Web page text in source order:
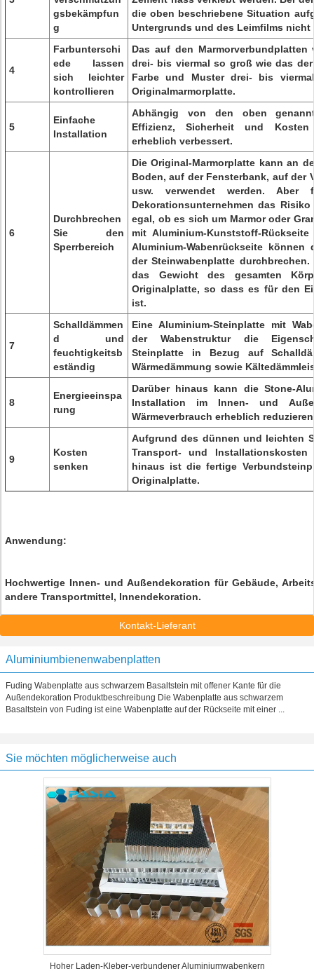
gsbekämpfun
g
die oben beschriebene Situation
Untergrunds und des Leimfilms nicht
4
Farbunterschi
ede lassen
sich leichter
kontrollieren
Das auf den Marmorverbundplatten
drei- bis viermal so groß wie das
Farbe und Muster drei- bis
Originalmarmorplatte.
5
Einfache
Installation
Abhängig von den oben
Effizienz, Sicherheit und Kosten
erheblich verbessert.
6
Durchbrechen
Sie den
Sperrbereich
Die Original-Marmorplatte kann an
Boden, auf der Fensterbank, auf der
usw. verwendet werden.
Dekorationsunternehmen das
egal, ob es sich um Marmor oder
mit Aluminium-Kunststoff-
Aluminium-Wabenrückseite können
der Steinwabenplatte
das Gewicht des gesamten
Originalplatte, so dass es für den
ist.
7
Schalldämmen
d und
feuchtigkeitsb
eständig
Eine Aluminium-Steinplatte mit
der Wabenstruktur die
Steinplatte in Bezug auf
Wärmedämmung sowie
8
Energieeinspa
rung
Darüber hinaus kann die Stone-
Installation im Innen- und
Wärmeverbrauch erheblich
9
Kosten
senken
Aufgrund des dünnen und leichten
Transport- und Installationskosten
hinaus ist die fertige
Originalplatte.
Anwendung:
Hochwertige Innen- und Außendekoration für Gebäude,
andere Transportmittel, Innendekoration.
Kontakt-Lieferant
Aluminiumbienenwabenplatten
Fuding Wabenplatte aus schwarzem Basaltstein mit offener Kante für die
Außendekoration Produktbeschreibung Die Wabenplatte aus schwarzem
Basaltstein von Fuding ist eine Wabenplatte auf der Rückseite mit einer ...
Sie möchten möglicherweise auch
Hoher Laden-Kleber-verbundener Aluminiumwabenkern